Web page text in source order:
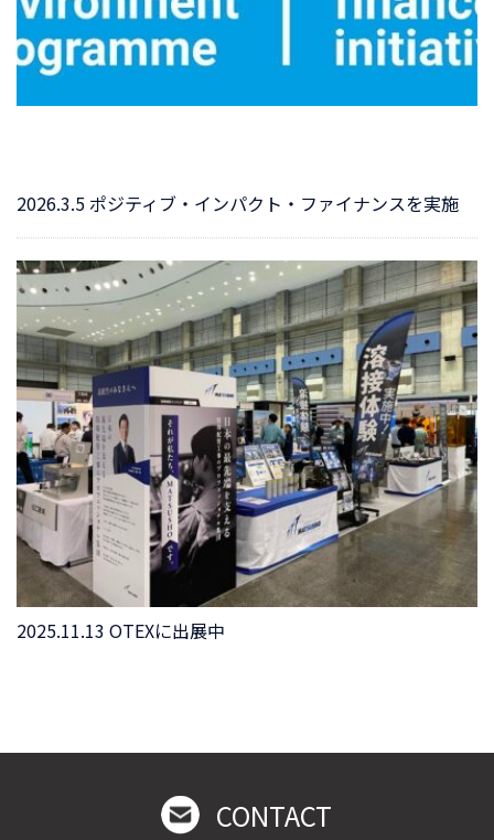
2026.3.5 ポジティブ・インパクト・ファイナンスを実施
2025.11.13 OTEXに出展中
CONTACT